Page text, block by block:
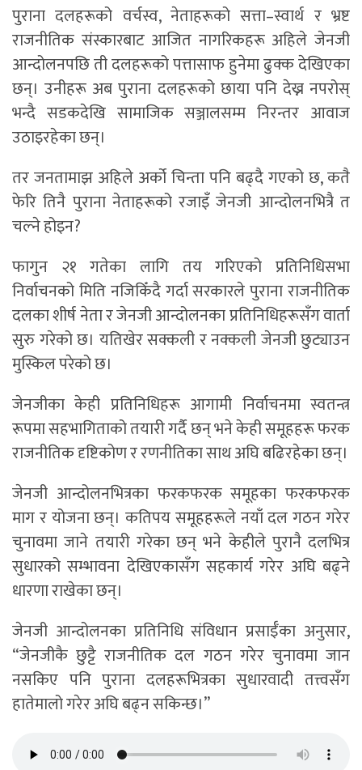
पुराना दलहरूको वर्चस्व, नेताहरूको सत्ता–स्वार्थ र भ्रष्ट
राजनीतिक संस्कारबाट आजित नागरिकहरू अहिले जेनजी
आन्दोलनपछि ती दलहरूको पत्तासाफ हुनेमा ढुक्क देखिएका
छन्। उनीहरू अब पुराना दलहरूको छाया पनि देख्न नपरोस्
भन्दै सडकदेखि सामाजिक सञ्जालसम्म निरन्तर आवाज
उठाइरहेका छन्।
तर जनतामाझ अहिले अर्को चिन्ता पनि बढ्दै गएको छ, कतै
फेरि तिनै पुराना नेताहरूको रजाइँ जेनजी आन्दोलनभित्रै त
चल्ने होइन?
फागुन २१ गतेका लागि तय गरिएको प्रतिनिधिसभा
निर्वाचनको मिति नजिकिँदै गर्दा सरकारले पुराना राजनीतिक
दलका शीर्ष नेता र जेनजी आन्दोलनका प्रतिनिधिहरूसँग वार्ता
सुरु गरेको छ। यतिखेर सक्कली र नक्कली जेनजी छुट्याउन
मुस्किल परेको छ।
जेनजीका केही प्रतिनिधिहरू आगामी निर्वाचनमा स्वतन्त्र
रूपमा सहभागिताको तयारी गर्दै छन् भने केही समूहहरू फरक
राजनीतिक दृष्टिकोण र रणनीतिका साथ अघि बढिरहेका छन्।
जेनजी आन्दोलनभित्रका फरकफरक समूहका फरकफरक
माग र योजना छन्। कतिपय समूहहरूले नयाँ दल गठन गरेर
चुनावमा जाने तयारी गरेका छन् भने केहीले पुरानै दलभित्र
सुधारको सम्भावना देखिएकासँग सहकार्य गरेर अघि बढ्ने
धारणा राखेका छन्।
जेनजी आन्दोलनका प्रतिनिधि संविधान प्रसाईँका अनुसार,
“जेनजीकै छुट्टै राजनीतिक दल गठन गरेर चुनावमा जान
नसकिए पनि पुराना दलहरूभित्रका सुधारवादी तत्त्वसँग
हातेमालो गरेर अघि बढ्न सकिन्छ।”